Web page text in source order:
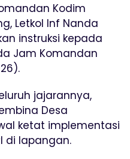
Kodim
Letkol Inf Nanda
instruksi kepada
Jam Komandan
jajarannya,
Desa
ketat implementasi
di lapangan.